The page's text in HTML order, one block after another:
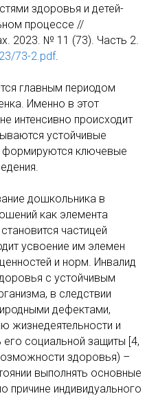
здоровья и детей-
процессе //
2023. № 11 (73). Часть 2.
73-2.pdf.
главным периодом
Именно в этот
интенсивно происходит
устойчивые
формируются ключевые
дошкольника в
как элемента
частицей
усвоение им элемен
и норм. Инвалид
с устойчивым
в следствии
дефектами,
жизнедеятельности и
социальной защиты [4,
здоровья) –
выполнять основные
причине индивидуального